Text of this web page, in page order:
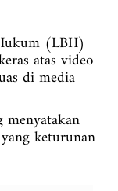
(LBH)
atas video
di media
keturunan